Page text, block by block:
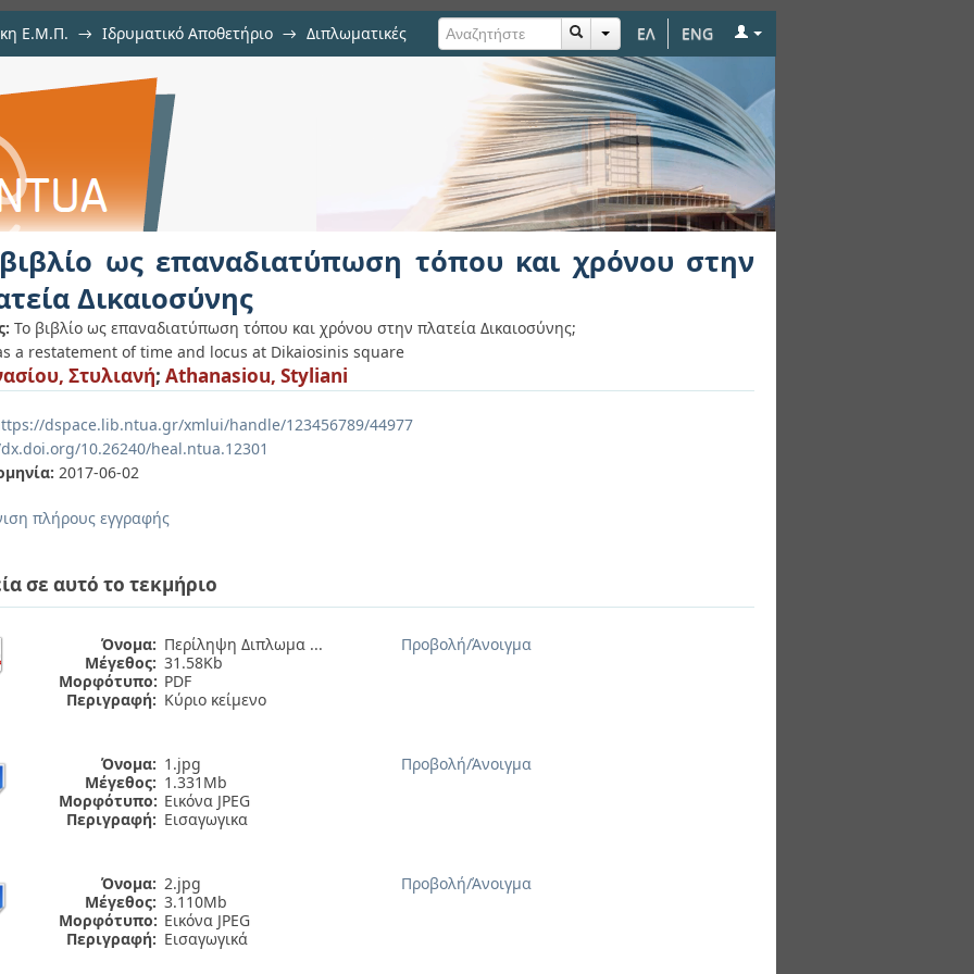
ΕΛ ENG
Ε.Μ.Π. → Ιδρυματικό Αποθετήριο → Διπλωματικές
τόπου και χρόνου στην πλατεία
ως επαναδιατύπωση τόπου και χρόνου στην
Δικαιοσύνης
Το βιβλίο ως επαναδιατύπωση τόπου και χρόνου στην πλατεία Δικαιοσύνης;
a restatement of time and locus at Dikaiosinis square
Στυλιανή; Athanasiou, Styliani
dspace.lib.ntua.gr/xmlui/handle/123456789/44977
10.26240/heal.ntua.12301
2017-06-02
πλήρους εγγραφής
σε αυτό το τεκμήριο
Όνομα: Περίληψη Διπλωμα ...
Μέγεθος: 31.58Kb
Μορφότυπο: PDF
Περιγραφή: Κύριο κείμενο
Προβολή/Άνοιγμα
Όνομα: 1.jpg
Μέγεθος: 1.331Mb
Μορφότυπο: Εικόνα JPEG
Περιγραφή: Εισαγωγικα
Προβολή/Άνοιγμα
Όνομα: 2.jpg
Μέγεθος: 3.110Mb
Μορφότυπο: Εικόνα JPEG
Περιγραφή: Εισαγωγικά
Προβολή/Άνοιγμα